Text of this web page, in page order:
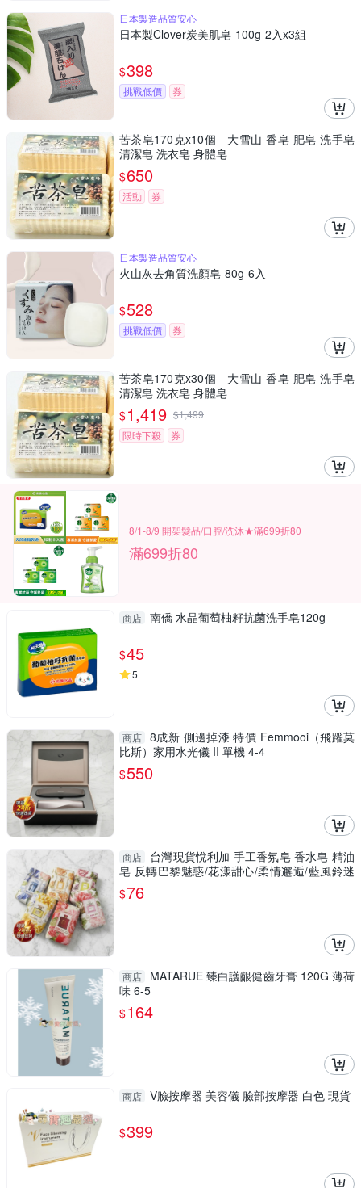
日本製造品質安心
日本製Clover炭美肌皂-100g-2入x3組
$398
挑戰低價 券
苦茶皂170克x10個 - 大雪山 香皂 肥皂 洗手皂
清潔皂 洗衣皂 身體皂
$650
活動 券
日本製造品質安心
火山灰去角質洗顏皂-80g-6入
$528
挑戰低價 券
苦茶皂170克x30個 - 大雪山 香皂 肥皂 洗手皂
清潔皂 洗衣皂 身體皂
$1,419 $1,499
限時下殺
券
8/1-8/9 開架髮品/口腔/洗沐★滿699折80
滿699折80
商店 南僑 水晶葡萄柚籽抗菌洗手皂120g
$45
5
商店 8成新 側邊掉漆 特價 Femmooi（飛躍莫
比斯）家用水光儀 II 單機 4-4
$550
商店
台灣現貨悅利加 手工香氛皂 香水皂 精油
皂 反轉巴黎魅惑/花漾甜心/柔情邂逅/藍風鈴迷
迭/COC
$76
商店
MATARUE 臻白護齦健齒牙膏 120G 薄荷
味 6-5
$164
商店 V臉按摩器 美容儀 臉部按摩器 白色 現貨
$399